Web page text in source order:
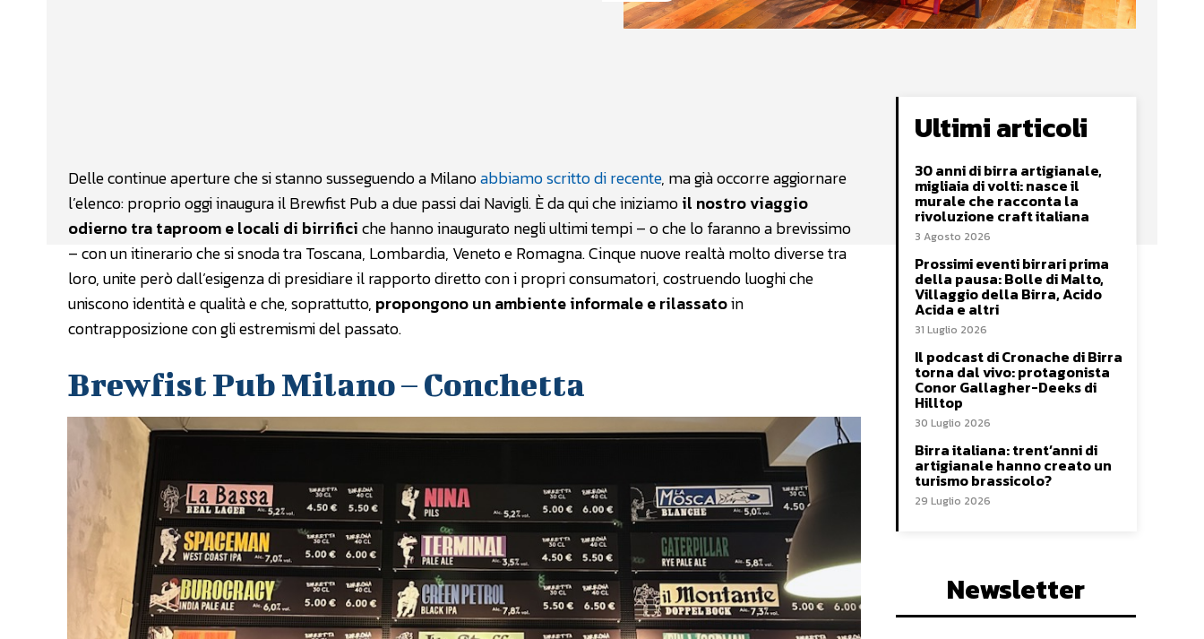
Delle continue aperture che si stanno susseguendo a Milanoabbiamo scritto di recente, ma già occorre aggiornare
l’elenco: proprio oggi inaugura il Brewfist Pub a due passi dai Navigli. È da qui che iniziamoil nostro viaggio
odierno tra taproom e locali di birrificiche hanno inaugurato negli ultimi tempi – o che lo faranno a brevissimo
– con un itinerario che si snoda tra Toscana, Lombardia, Veneto e Romagna. Cinque nuove realtà molto diverse tra
loro, unite però dall’esigenza di presidiare il rapporto diretto con i propri consumatori, costruendo luoghi che
uniscono identità e qualità e che, soprattutto, propongono un ambiente informale e rilassatoin
contrapposizione con gli estremismi del passato.
Brewfist Pub Milano – Conchetta
Ultimi articoli
30 anni di birra artigianale,
migliaia di volti: nasce il
murale che racconta la
rivoluzione craft italiana
3 Agosto 2026
Prossimi eventi birrari prima
della pausa: Bolle di Malto,
Villaggio della Birra, Acido
Acida e altri
31 Luglio 2026
Il podcast di Cronache di Birra
torna dal vivo: protagonista
Conor Gallagher-Deeks di
Hilltop
30 Luglio 2026
Birra italiana: trent’anni di
artigianale hanno creato un
turismo brassicolo?
29 Luglio 2026
Newsletter